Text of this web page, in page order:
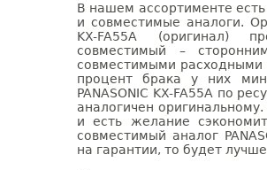
В нашем ассортименте
и совместимые аналоги.
KX-FA55A (оригинал)
совместимый –
совместимыми расходными
процент брака у них
PANASONIC KX-FA55A по
аналогичен
и есть желание
совместимый аналог
на гарантии, то будет